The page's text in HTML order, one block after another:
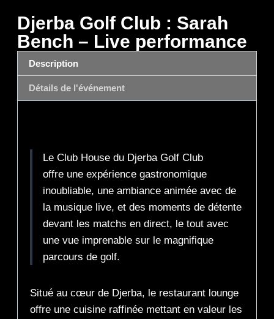
Djerba Golf Club : Sarah
Bench – Live performance
Description
Détails de l'événement
Le Club House du Djerba Golf Club
offre une expérience gastronomique
inoubliable, une ambiance animée avec de
la musique live, et des moments de détente
devant les matchs en direct, le tout avec
une vue imprenable sur le magnifique
parcours de golf.
Situé au cœur de Djerba, le restaurant lounge
offre une cuisine raffinée mettant en valeur les